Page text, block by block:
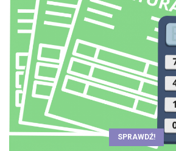
SPRAWDŹ!